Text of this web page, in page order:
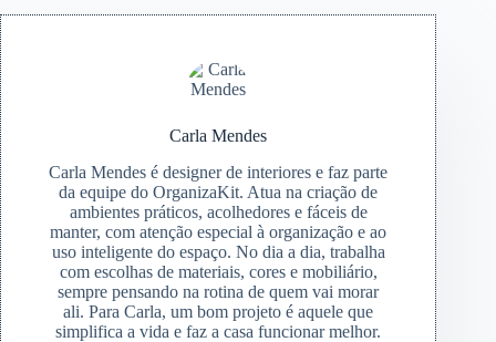
Carla Mendes
Carla Mendes é designer de interiores e faz parte
da equipe do OrganizaKit. Atua na criação de
ambientes práticos, acolhedores e fáceis de
manter, com atenção especial à organização e ao
uso inteligente do espaço. No dia a dia, trabalha
com escolhas de materiais, cores e mobiliário,
sempre pensando na rotina de quem vai morar
ali. Para Carla, um bom projeto é aquele que
simplifica a vida e faz a casa funcionar melhor.